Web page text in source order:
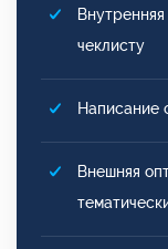
чеклисту
Написание
Внешняя